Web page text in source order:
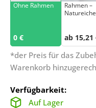
Ohne Rahmen
0 €
Rahmen –
Natureiche
ab 15,21
*der Preis für das
Warenkorb
Verfügbarkeit:
Auf Lager